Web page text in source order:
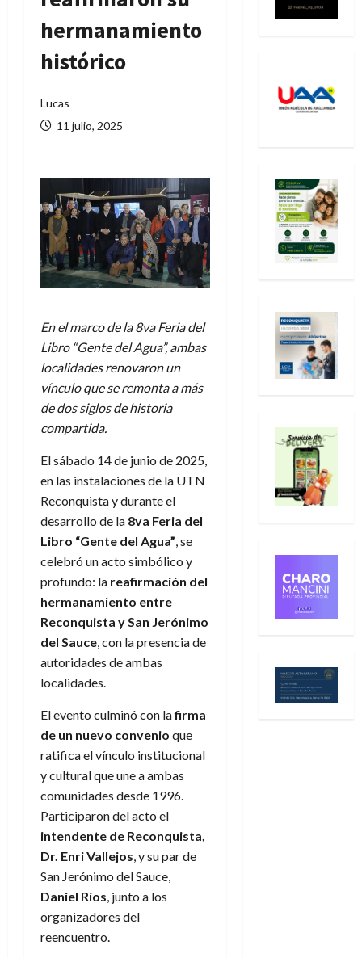
hermanamiento
histórico
Lucas
11 julio, 2025
En el marco de la 8va Feria del
Libro “Gente del Agua”, ambas
localidades renovaron un
vínculo que se remonta a más
de dos siglos de historia
compartida.
El sábado 14 de junio de 2025,
en las instalaciones de la UTN
Reconquista y durante el
desarrollo de la 8va Feria del
Libro “Gente del Agua” , se
celebró un acto simbólico y
profundo: la reafirmación del
hermanamiento entre
Reconquista y San Jerónimo
del Sauce , con la presencia de
autoridades de ambas
localidades.
El evento culminó con lafirma
de un nuevo convenio que
ratifica el vínculo institucional
y cultural que une a ambas
comunidades desde 1996.
Participaron del acto el
intendente de Reconquista,
Dr. Enri Vallejos , y su par de
San Jerónimo del Sauce,
Daniel Ríos , junto a los
organizadores del
reencuentro.